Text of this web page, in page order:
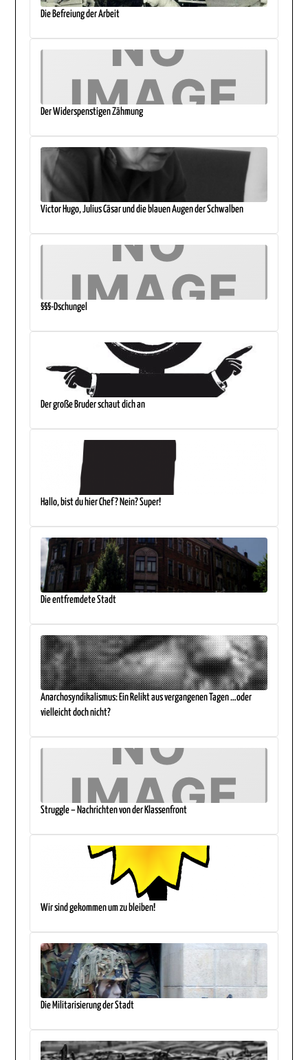
Die Befreiung der Arbeit
Der Widerspenstigen Zähmung
Victor Hugo, Julius Cäsar und die blauen Augen der Schwalben
§§§-Dschungel
Der große Bruder schaut dich an
Hallo, bist du hier Chef? Nein? Super!
Die entfremdete Stadt
Anarchosyndikalismus: Ein Relikt aus vergangenen Tagen …oder
vielleicht doch nicht?
Struggle – Nachrichten von der Klassenfront
Wir sind gekommen um zu bleiben!
Die Militarisierung der Stadt